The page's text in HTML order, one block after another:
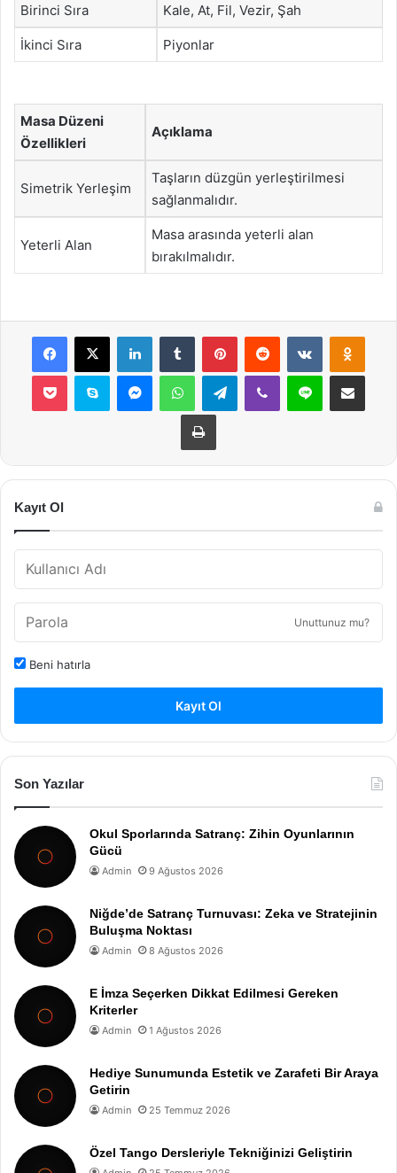
Birinci Sıra Kale, At, Fil, Vezir, Şah
İkinci Sıra Piyonlar
Masa Düzeni
Özellikleri
Açıklama
Simetrik Yerleşim
Taşların düzgün yerleştirilmesi
sağlanmalıdır.
Yeterli Alan
Masa arasında yeterli alan
bırakılmalıdır.
Facebook
X LinkedInTumblr PinterestReddit VKontakte
Pocket Skype MessengerWhatsAppTelegramViber Line E-Posta ile
Yazdır
Kayıt Ol
Unuttunuz mu?
Beni hatırla
Kayıt Ol
Son Yazılar
Okul Sporlarında Satranç: Zihin Oyunlarının
Gücü
Admin 9 Ağustos 2026
Niğde’de Satranç Turnuvası: Zeka ve Stratejinin
Buluşma Noktası
Admin 8 Ağustos 2026
E İmza Seçerken Dikkat Edilmesi Gereken
Kriterler
Admin 1 Ağustos 2026
Hediye Sunumunda Estetik ve Zarafeti Bir Araya
Getirin
Admin 25 Temmuz 2026
Özel Tango Dersleriyle Tekniğinizi Geliştirin